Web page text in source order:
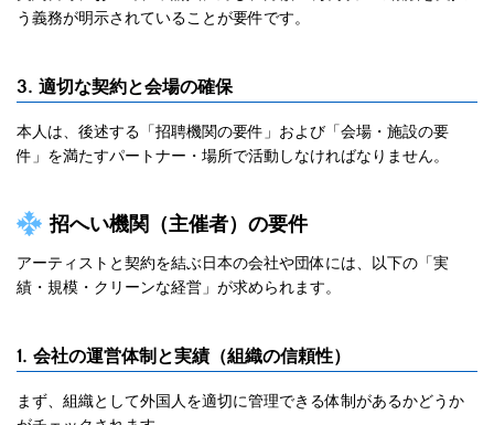
う義務が明示されていることが要件です。
3. 適切な契約と会場の確保
本人は、後述する「招聘機関の要件」および「会場・施設の要
件」を満たすパートナー・場所で活動しなければなりません。
招へい機関（主催者）の要件
アーティストと契約を結ぶ日本の会社や団体には、以下の「実
績・規模・クリーンな経営」が求められます。
1. 会社の運営体制と実績（組織の信頼性）
まず、組織として外国人を適切に管理できる体制があるかどうか